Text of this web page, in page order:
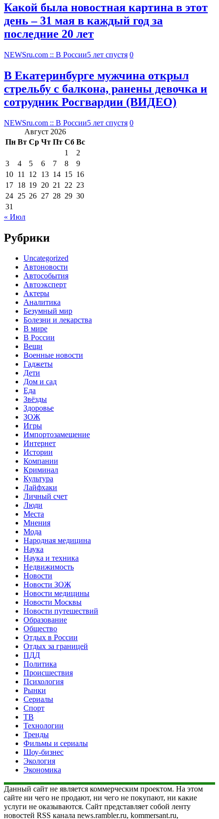
Какой была новостная картина в этот
день – 31 мая в каждый год за
последние 20 лет
NEWSru.com :: В России5 лет спустя 0
В Екатеринбурге мужчина открыл
стрельбу с балкона, ранены девочка и
сотрудник Росгвардии (ВИДЕО)
NEWSru.com :: В России5 лет спустя 0
Август 2026
Пн Вт Ср Чт Пт Сб Вс
1
2
3
4 5 6 7 8
9
10 11 12 13 14 15 16
17 18 19 20 21 22 23
24 25 26 27 28 29 30
31
« Июл
Рубрики
Uncategorized
Автоновости
Автособытия
Автоэксперт
Актеры
Аналитика
Безумный мир
Болезни и лекарства
В мире
В России
Вещи
Военные новости
Гаджеты
Дети
Дом и сад
Еда
Звёзды
Здоровье
ЗОЖ
Игры
Импортозамещение
Интернет
Истории
Компании
Криминал
Культура
Лайфхаки
Личный счет
Люди
Места
Мнения
Мода
Народная медицина
Наука
Наука и техника
Недвижимость
Новости
Новости ЗОЖ
Новости медицины
Новости Москвы
Новости путешествий
Образование
Общество
Отдых в России
Отдых за границей
ПДД
Политика
Происшествия
Психология
Рынки
Сериалы
Спорт
ТВ
Технологии
Тренды
Фильмы и сериалы
Шоу-бизнес
Экология
Экономика
Данный сайт не является коммерческим проектом. На этом
сайте ни чего не продают, ни чего не покупают, ни какие
услуги не оказываются. Сайт представляет собой ленту
новостей RSS канала news.rambler.ru, kommersant.ru,